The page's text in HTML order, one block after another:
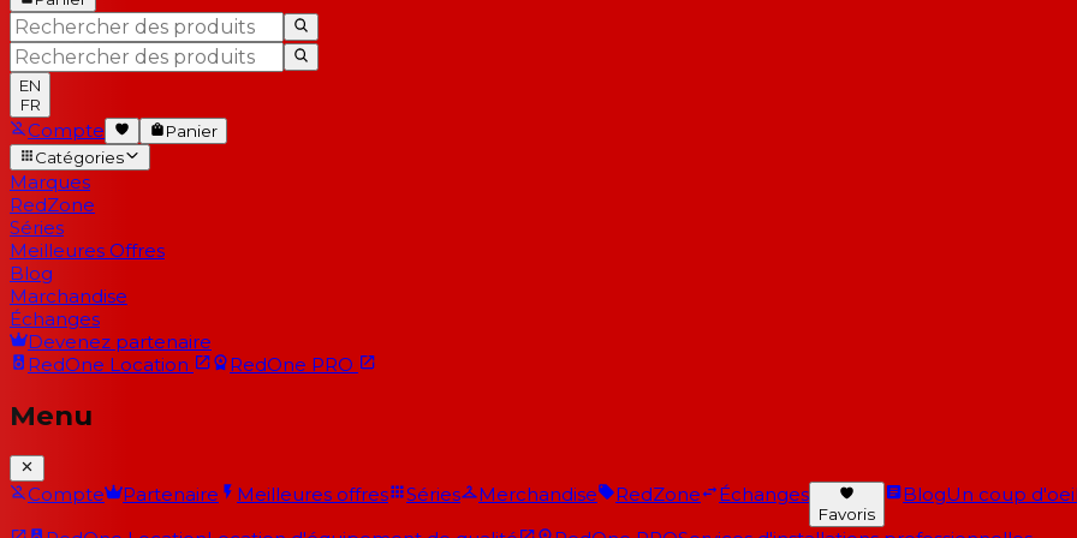
EN
FR
Compte
Panier
Catégories
Marques
RedZone
Séries
Meilleures Offres
Blog
Marchandise
Échanges
Devenez partenaire
RedOne Location RedOne PRO
Menu
Compte Partenaire Meilleures offres Séries Merchandise RedZone Échanges
Favoris
BlogUn coup